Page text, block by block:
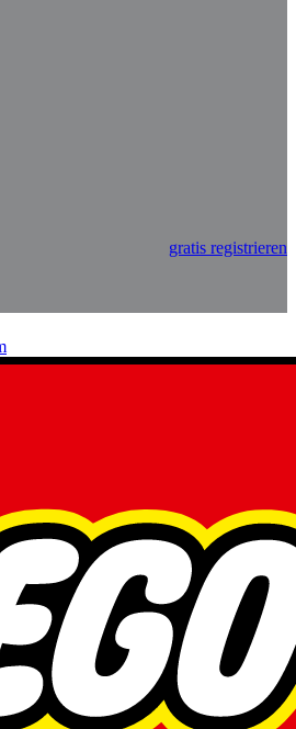
gratis registrieren